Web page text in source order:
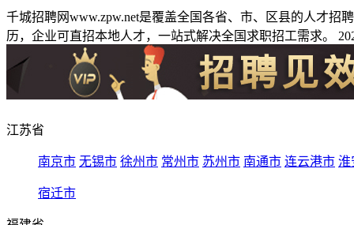
千城招聘网www.zpw.net是覆盖全国各省、市、区县的人才
历，企业可直招本地人才，一站式解决全国求职招工需求。
江苏省
南京市 无锡市 徐州市 常州市 苏州市 南通市 连云港市 淮
宿迁市